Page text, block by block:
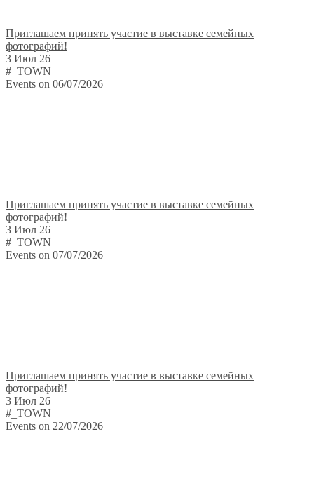
Приглашаем принять участие в выставке семейных
фотографий!
3 Июл 26
#_TOWN
Events on 06/07/2026
Приглашаем принять участие в выставке семейных
фотографий!
3 Июл 26
#_TOWN
Events on 07/07/2026
Приглашаем принять участие в выставке семейных
фотографий!
3 Июл 26
#_TOWN
Events on 22/07/2026